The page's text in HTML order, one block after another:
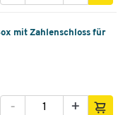
mit Zahlenschloss für
+
-